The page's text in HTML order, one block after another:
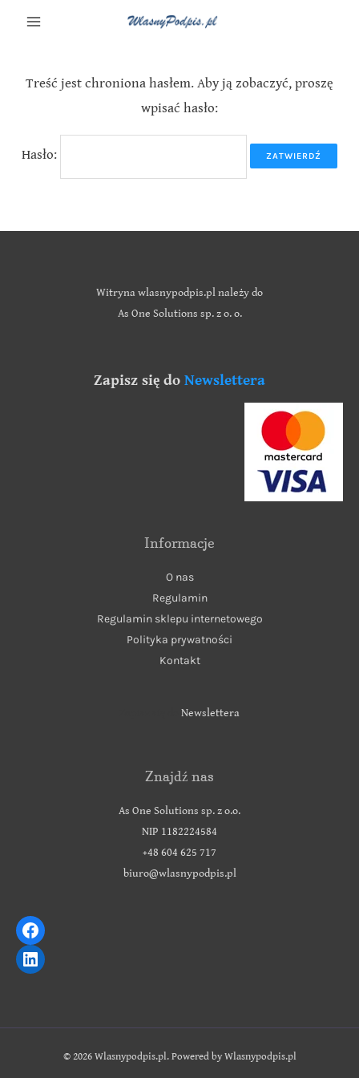
Treść jest chroniona hasłem. Aby ją zobaczyć, proszę
wpisać hasło:
Hasło:
Witryna wlasnypodpis.pl należy do
As One Solutions sp. z o. o.
Zapisz się do Newslettera
Informacje
O nas
Regulamin
Regulamin sklepu internetowego
Polityka prywatności
Kontakt
Newslettera
Znajdź nas
As One Solutions sp. z o.o.
NIP 1182224584
+48 604 625 717
biuro@wlasnypodpis.pl
© 2026 Wlasnypodpis.pl. Powered by Wlasnypodpis.pl